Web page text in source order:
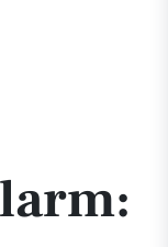
hændelserne